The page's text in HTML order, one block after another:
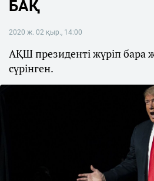
БАҚ
2020 ж. 02 қыр., 14:00
АҚШ президенті жүріп бара
сүрінген.